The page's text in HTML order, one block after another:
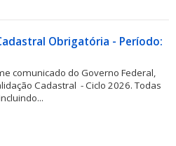
Obrigatória - Período:
comunicado do Governo Federal,
Cadastral - Ciclo 2026. Todas